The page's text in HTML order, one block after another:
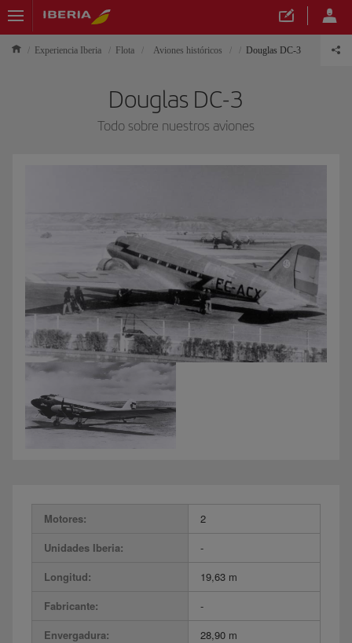
Experiencia Iberia Flota Aviones históricos Douglas DC-3
Douglas DC-3
Todo sobre nuestros aviones
Motores:
2
Unidades Iberia:
-
Longitud:
19,63 m
Fabricante:
-
Envergadura:
28,90 m